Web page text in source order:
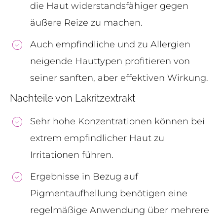
die Haut widerstandsfähiger gegen
äußere Reize zu machen.
Auch empfindliche und zu Allergien
neigende Hauttypen profitieren von
seiner sanften, aber effektiven Wirkung.
Nachteile von Lakritzextrakt
Sehr hohe Konzentrationen können bei
extrem empfindlicher Haut zu
Irritationen führen.
Ergebnisse in Bezug auf
Pigmentaufhellung benötigen eine
regelmäßige Anwendung über mehrere